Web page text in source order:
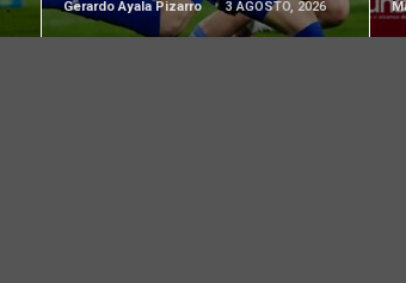
Gerardo Ayala Pizarro 3 AGOSTO, 2026